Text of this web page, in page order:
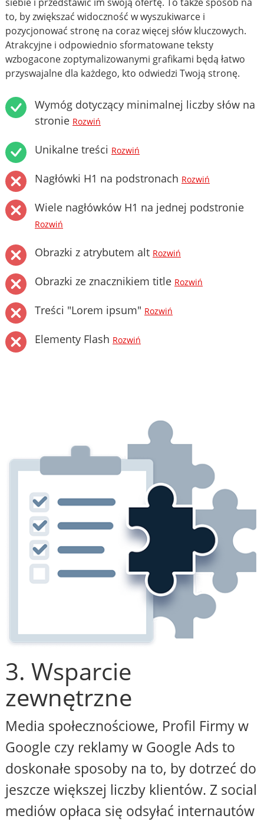
to, by zwiększać widoczność w wyszukiwarce i
pozycjonować stronę na coraz więcej słów kluczowych.
Atrakcyjne i odpowiednio sformatowane teksty
wzbogacone zoptymalizowanymi grafikami będą łatwo
przyswajalne dla każdego, kto odwiedzi Twoją stronę.
Wymóg dotyczący minimalnej liczby słów na
stronie Rozwiń
Unikalne treści Rozwiń
Nagłówki H1 na podstronach Rozwiń
Wiele nagłówków H1 na jednej podstronie
Rozwiń
Obrazki z atrybutem alt Rozwiń
Obrazki ze znacznikiem title Rozwiń
Treści "Lorem ipsum" Rozwiń
Elementy Flash Rozwiń
3. Wsparcie
zewnętrzne
Media społecznościowe, Profil Firmy w
Google czy reklamy w Google Ads to
doskonałe sposoby na to, by dotrzeć do
jeszcze większej liczby klientów. Z social
mediów opłaca się odsyłać internautów